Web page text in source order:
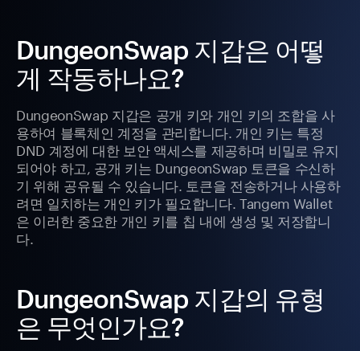
DungeonSwap 지갑은 어떻
게 작동하나요?
DungeonSwap 지갑은 공개 키와 개인 키의 조합을 사
용하여 블록체인 계정을 관리합니다. 개인 키는 특정
DND 계정에 대한 보안 액세스를 제공하며 비밀로 유지
되어야 하고, 공개 키는 DungeonSwap 토큰을 수신하
기 위해 공유될 수 있습니다. 토큰을 전송하거나 사용하
려면 일치하는 개인 키가 필요합니다. Tangem Wallet
은 이러한 중요한 개인 키를 칩 내에 생성 및 저장합니
다.
DungeonSwap 지갑의 유형
은 무엇인가요?